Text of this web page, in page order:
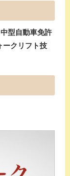
型自動車免許
ークリフト技